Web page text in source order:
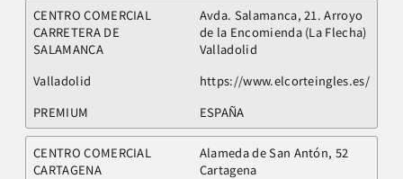
CENTRO COMERCIAL
CARRETERA DE
SALAMANCA
Avda. Salamanca, 21. Arroyo
de la Encomienda (La Flecha)
Valladolid
Valladolid
https://www.elcorteingles.es/
PREMIUM
ESPAÑA
CENTRO COMERCIAL
CARTAGENA
Alameda de San Antón, 52
Cartagena